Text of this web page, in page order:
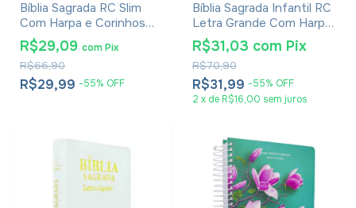
Bíblia Sagrada RC Slim
Com Harpa e Corinhos
Média Capa Zíper Preta
R$29,99 -55% OFF
R$66,90
R$29,09 comPix
Bíblia Sagrada Infantil RC
Letra Grande Com Harpa
Avivada E Corinhos Capa
Dura Pequena Crianças
Jardim
R$31,99 -55% OFF
R$70,90
R$31,03 com Pix
2 x de R$16,00 sem juros